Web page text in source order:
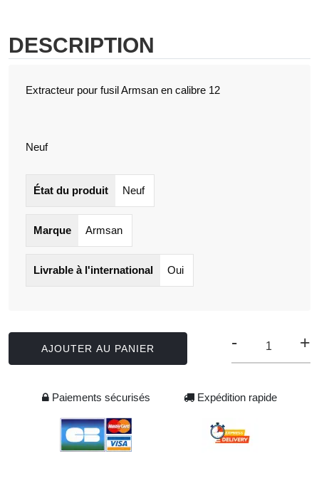
DESCRIPTION
Extracteur pour fusil Armsan en calibre 12
Neuf
État du produit Neuf
Marque Armsan
Livrable à l'international Oui
AJOUTER AU PANIER - +
Paiements sécurisés Expédition rapide